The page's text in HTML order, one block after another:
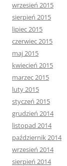
wrzesień 2015
sierpień 2015
lipiec 2015
czerwiec 2015
maj 2015
kwiecień 2015
marzec 2015
luty 2015
styczeń 2015
grudzień 2014
listopad 2014
październik 2014
wrzesień 2014
sierpień 2014